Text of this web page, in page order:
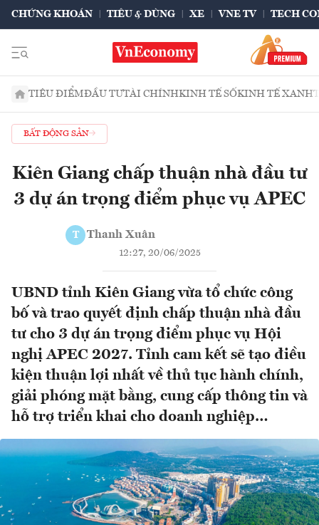
CHỨNG KHOÁN TIÊU & DÙNG XE VNE TV TECH
TIÊU ĐIỂMĐẦU TƯTÀI CHÍNHKINH TẾ SỐKINH TẾ XANH
BẤT ĐỘNG SẢN
Kiên Giang chấp thuận nhà đầu tư
3 dự án trọng điểm phục vụ APEC
T Thanh Xuân
12:27, 20/06/2025
UBND tỉnh Kiên Giang vừa tổ chức công
bố và trao quyết định chấp thuận nhà đầu
tư cho 3 dự án trọng điểm phục vụ Hội
nghị APEC 2027. Tỉnh cam kết sẽ tạo điều
kiện thuận lợi nhất về thủ tục hành chính,
giải phóng mặt bằng, cung cấp thông tin và
hỗ trợ triển khai cho doanh nghiệp…